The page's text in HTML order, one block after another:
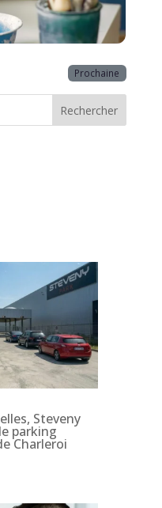
Prochaine
Rechercher
Steveny
parking
Charleroi